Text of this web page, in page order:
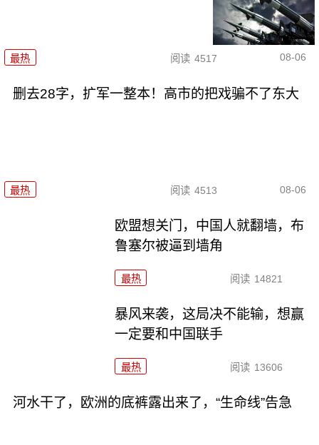
最热 阅读 4517 08-06
删去28字，扩军一整本！高市的把戏骗不了东大
最热 阅读 4513 08-06
欧盟想关门，中国人就翻墙，布
鲁塞尔被逼到墙角
最热 阅读 14821
暴风来袭，这局决不能输，想赢
一定要和中国联手
最热 阅读 13606
河水干了，欧洲的底裤露出来了，“生命线”告急